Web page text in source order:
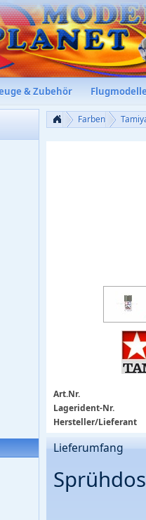
& Zubehör
Farben
Art.Nr.
Lagerident-Nr.
Hersteller/Lieferant
Lieferumfang